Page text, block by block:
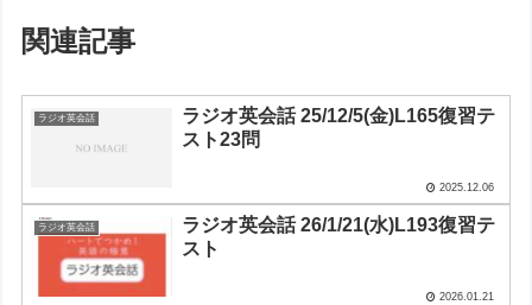
関連記事
ラジオ英会話
ラジオ英会話 25/12/5(金)L165復習テ
スト23問
2025.12.06
ラジオ英会話
ラジオ英会話 26/1/21(水)L193復習テ
スト
2026.01.21